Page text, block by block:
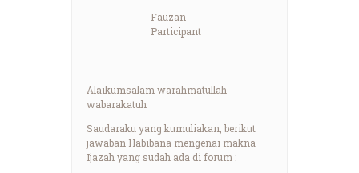
Fauzan
Participant
Alaikumsalam warahmatullah
wabarakatuh
Saudaraku yang kumuliakan, berikut
jawaban Habibana mengenai makna
Ijazah yang sudah ada di forum :